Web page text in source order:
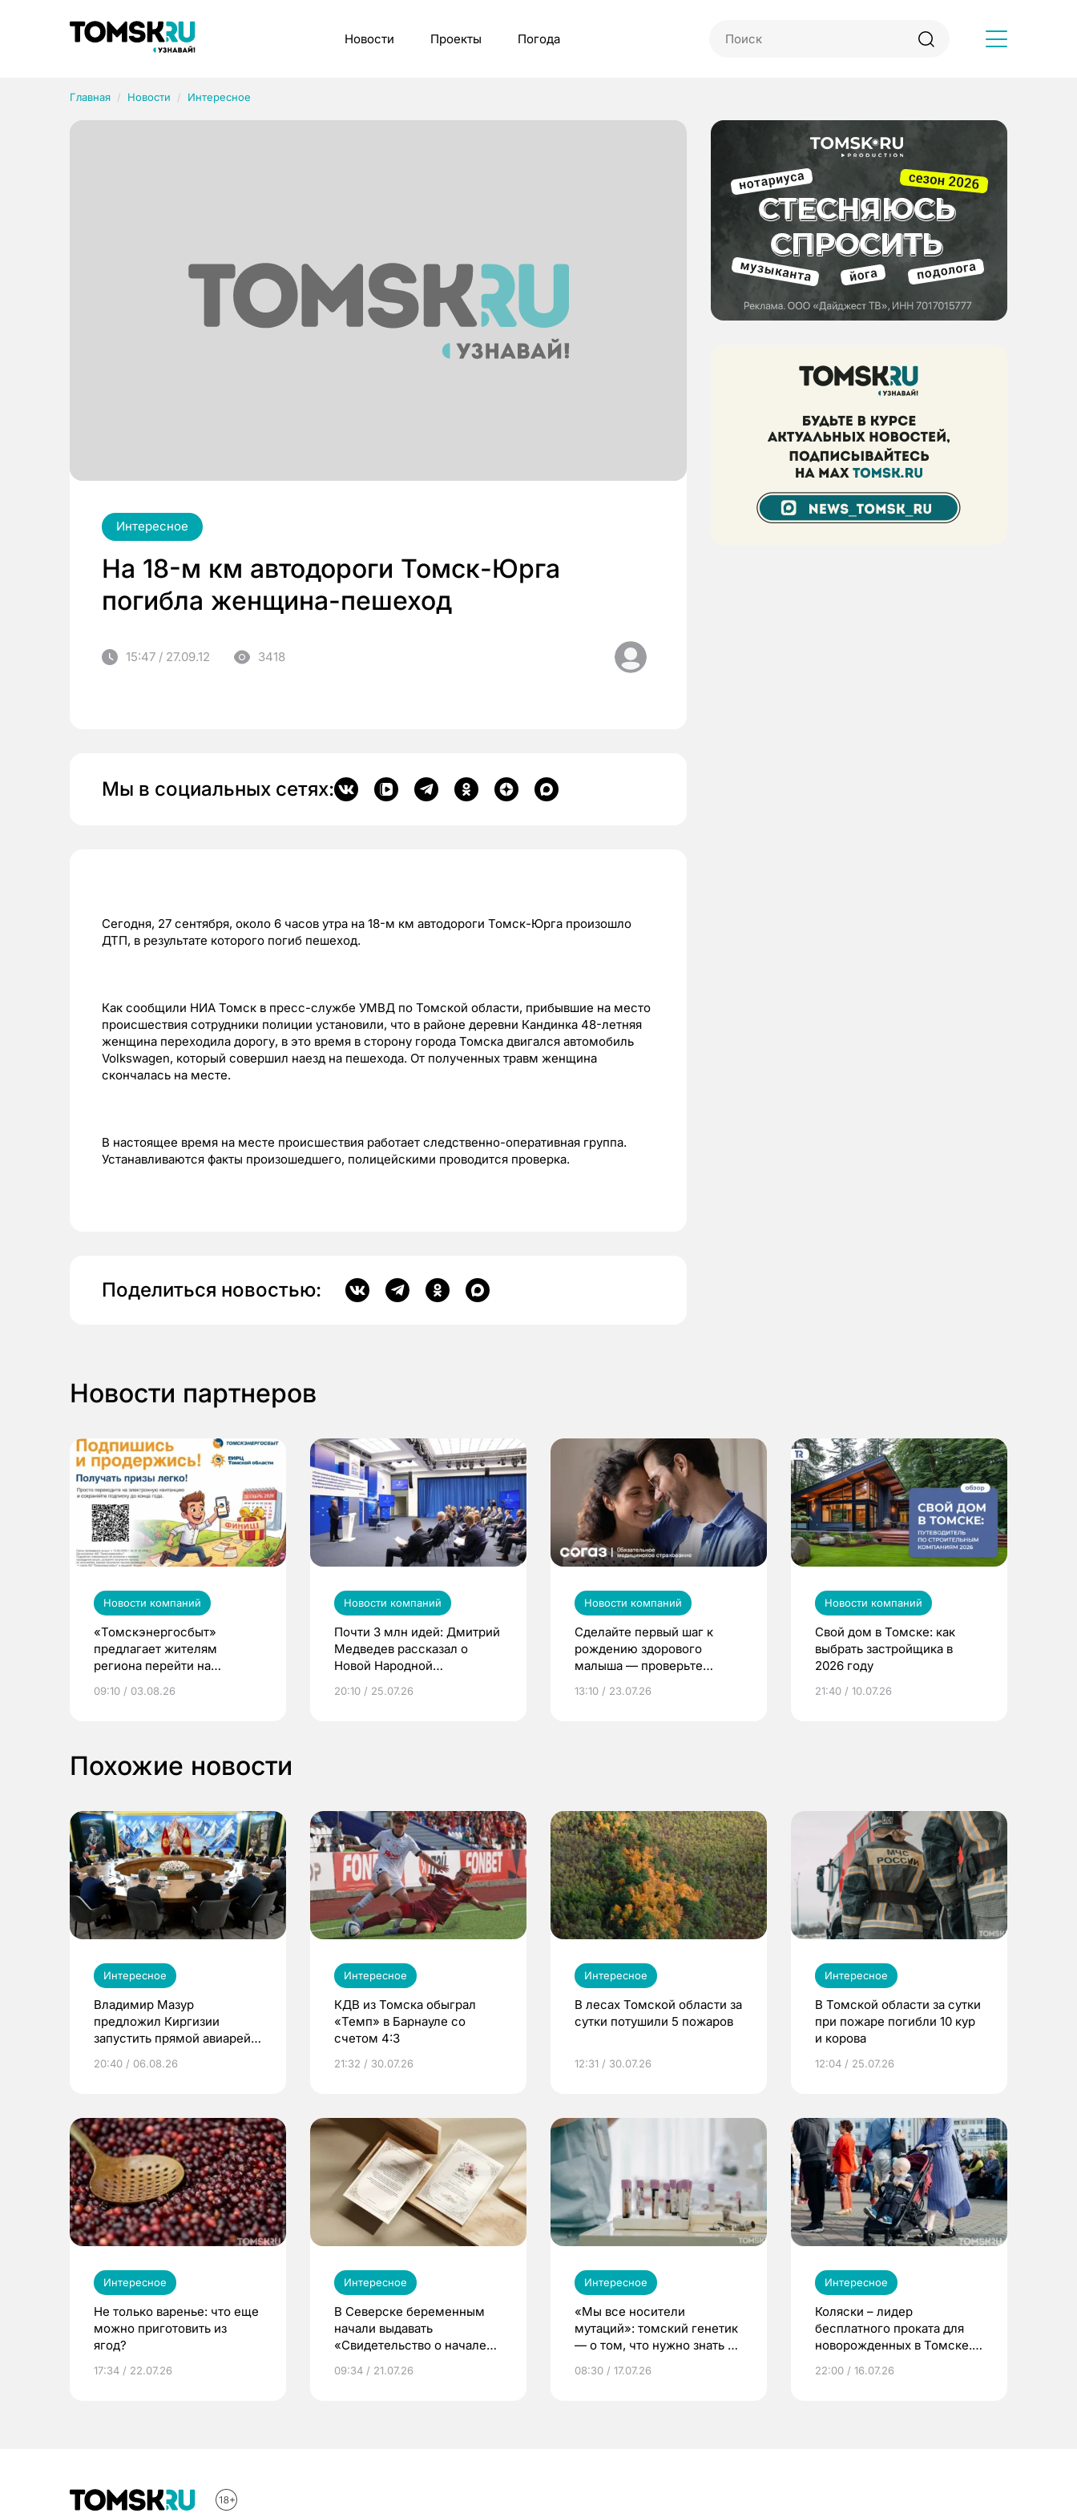
Новости Проекты Погода
Главная Новости Интересное
Интересное
На 18-м км автодороги Томск-Юрга
погибла женщина-пешеход
15:47 / 27.09.12 3418
Мы в социальных сетях:
Сегодня, 27 сентября, около 6 часов утра на 18-м км автодороги Томск-Юрга произошло
ДТП, в результате которого погиб пешеход.
Как сообщили НИА Томск в пресс-службе УМВД по Томской области, прибывшие на место
происшествия сотрудники полиции установили, что в районе деревни Кандинка 48-летняя
женщина переходила дорогу, в это время в сторону города Томска двигался автомобиль
Volkswagen, который совершил наезд на пешехода. От полученных травм женщина
скончалась на месте.
В настоящее время на месте происшествия работает следственно-оперативная группа.
Устанавливаются факты произошедшего, полицейскими проводится проверка.
Поделиться новостью:
Новости партнеров
Новости компаний
«Томскэнергосбыт»
предлагает жителям
региона перейти на
выиграть призы
09:10 / 03.08.26
Новости компаний
Почти 3 млн идей: Дмитрий
Медведев рассказал о
Новой Народной
20:10 / 25.07.26
Новости компаний
Сделайте первый шаг к
рождению здорового
малыша — проверьте
по ОМС!
13:10 / 23.07.26
Новости компаний
Свой дом в Томске: как
выбрать застройщика в
2026 году
21:40 / 10.07.26
Похожие новости
Интересное
Владимир Мазур
предложил Киргизии
запустить прямой авиарейс
20:40 / 06.08.26
Интересное
КДВ из Томска обыграл
«Темп» в Барнауле со
счетом 4:3
21:32 / 30.07.26
Интересное
В лесах Томской области за
сутки потушили 5 пожаров
12:31 / 30.07.26
Интересное
В Томской области за сутки
при пожаре погибли 10 кур
и корова
12:04 / 25.07.26
Интересное
Не только варенье: что еще
можно приготовить из
ягод?
17:34 / 22.07.26
Интересное
В Северске беременным
начали выдавать
«Свидетельство о начале
09:34 / 21.07.26
Интересное
«Мы все носители
мутаций»: томский генетик
— о том, что нужно знать до
08:30 / 17.07.26
Интересное
Коляски – лидер
бесплатного проката для
новорожденных в Томске.
22:00 / 16.07.26
Рубрики